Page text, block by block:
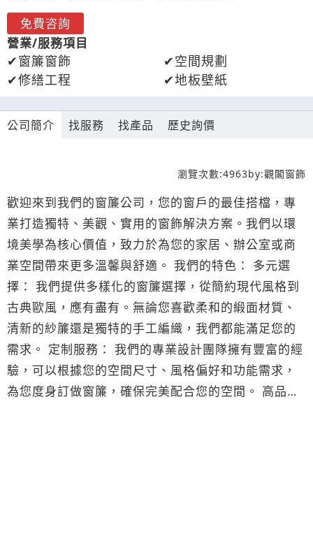
免費咨詢
營業/服務項目
窗簾窗飾
空間規劃
修繕工程
地板壁紙
公司簡介 找服務 找產品 歷史詢價
瀏覽次數:4963by:觀閣窗飾
歡迎來到我們的窗簾公司，您的窗戶的最佳搭檔，專
業打造獨特、美觀、實用的窗飾解決方案。我們以環
境美學為核心價值，致力於為您的家居、辦公室或商
業空間帶來更多溫馨與舒適。 我們的特色： 多元選
擇： 我們提供多樣化的窗簾選擇，從簡約現代風格到
古典歐風，應有盡有。無論您喜歡柔和的緞面材質、
清新的紗簾還是獨特的手工編織，我們都能滿足您的
需求。 定制服務： 我們的專業設計團隊擁有豐富的經
驗，可以根據您的空間尺寸、風格偏好和功能需求，
為您度身訂做窗簾，確保完美配合您的空間。 高品質